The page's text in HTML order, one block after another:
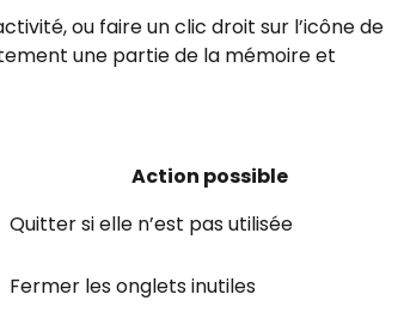
ou faire un clic droit sur l’icône de
une partie de la mémoire et
Action possible
Quitter si elle n’est pas utilisée
Fermer les onglets inutiles